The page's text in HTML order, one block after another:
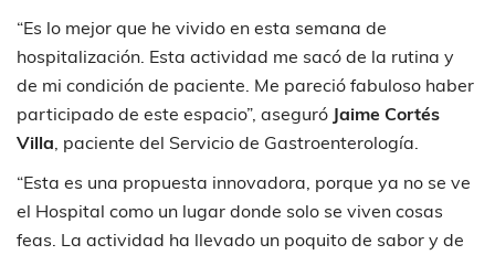
“Es lo mejor que he vivido en esta semana de
hospitalización. Esta actividad me sacó de la rutina y
de mi condición de paciente. Me pareció fabuloso haber
participado de este espacio”, aseguró Jaime Cortés
Villa , paciente del Servicio de Gastroenterología.
“Esta es una propuesta innovadora, porque ya no se ve
el Hospital como un lugar donde solo se viven cosas
feas. La actividad ha llevado un poquito de sabor y de